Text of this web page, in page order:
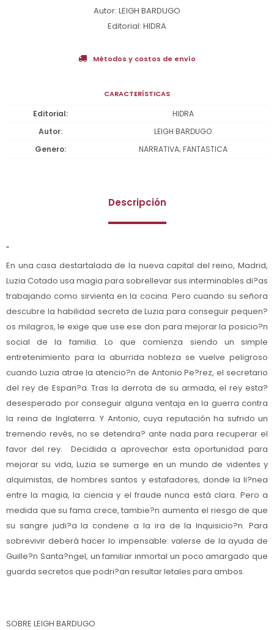
Autor: LEIGH BARDUGO
Editorial: HIDRA
Métodos y costos de envío
CARACTERÍSTICAS
Editorial
HIDRA
Autor
LEIGH BARDUGO
Genero
NARRATIVA; FANTASTICA
Descripción
"
En una casa destartalada de la nueva capital del reino, Madrid,
Luzia Cotado usa magia para sobrellevar sus interminables di?as
trabajando como sirvienta en la cocina. Pero cuando su señora
descubre la habilidad secreta de Luzia para conseguir pequen?
os milagros, le exige que use ese don para mejorar la posicio?n
social de la familia. Lo que comienza siendo un simple
entretenimiento para la aburrida nobleza se vuelve peligroso
cuando Luzia atrae la atencio?n de Antonio Pe?rez, el secretario
del rey de Espan?a. Tras la derrota de su armada, el rey esta?
desesperado por conseguir alguna ventaja en la guerra contra
la reina de Inglaterra. Y Antonio, cuya reputación ha sufrido un
tremendo revés, no se detendra? ante nada para recuperar el
favor del rey. Decidida a aprovechar esta oportunidad para
mejorar su vida, Luzia se sumerge en un mundo de videntes y
alquimistas, de hombres santos y estafadores, donde la li?nea
entre la magia, la ciencia y el fraude nunca está clara. Pero a
medida que su fama crece, tambie?n aumenta el riesgo de que
su sangre judi?a la condene a la ira de la Inquisicio?n. Para
sobrevivir deberá hacer lo impensable: valerse de la ayuda de
Guille?n Santa?ngel, un familiar inmortal un poco amargado que
guarda secretos que podri?an resultar letales para ambos.
SOBRE LEIGH BARDUGO